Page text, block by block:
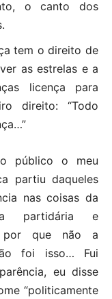
o canto dos
tem o direito de
as estrelas e a
licença para
direito: “Todo
público o meu
partiu daqueles
nas coisas da
partidária e
por que não a
foi isso… Fui
eu disse
“politicamente